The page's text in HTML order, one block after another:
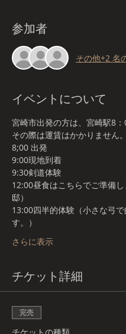
参加者
その他+2 名
イベントについて
宮崎市出発の方は、宮崎駅8：
その際は運賃はかかりません。
8;00 出発
9:00現地到着
9:30剣道体験
12:00昼食はこちらでご準備
邸）
13:00四半的体験（小さな弓で
す。）
さらに表示
チケット詳細
完売